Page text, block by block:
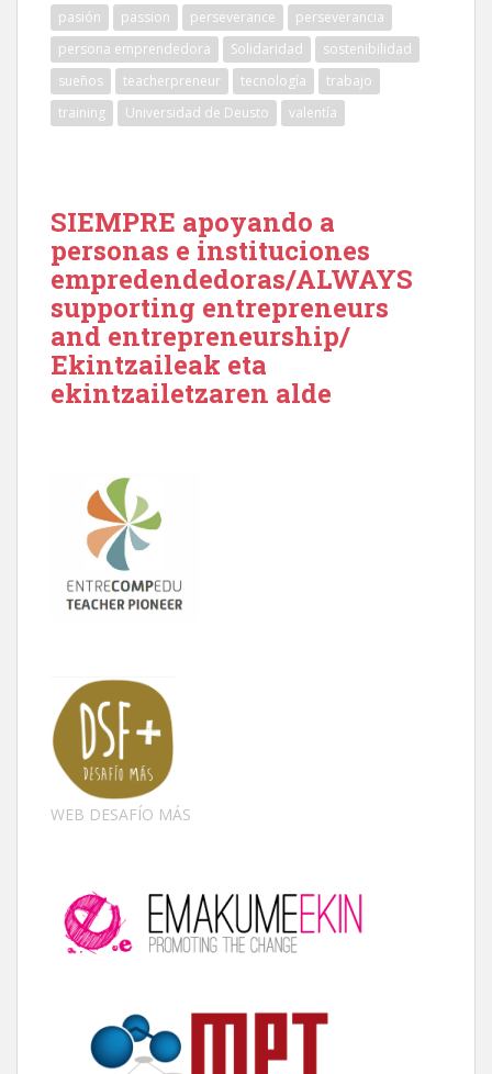
pasión
passion perseverance
perseverancia
persona emprendedora
Solidaridad
sostenibilidad
sueños
teacherpreneur tecnología
trabajo
training
Universidad de Deusto valentía
SIEMPRE apoyando a
personas e instituciones
empredendedoras/ALWAYS
supporting entrepreneurs
and entrepreneurship/
Ekintzaileak eta
ekintzailetzaren alde
WEB DESAFÍO MÁS